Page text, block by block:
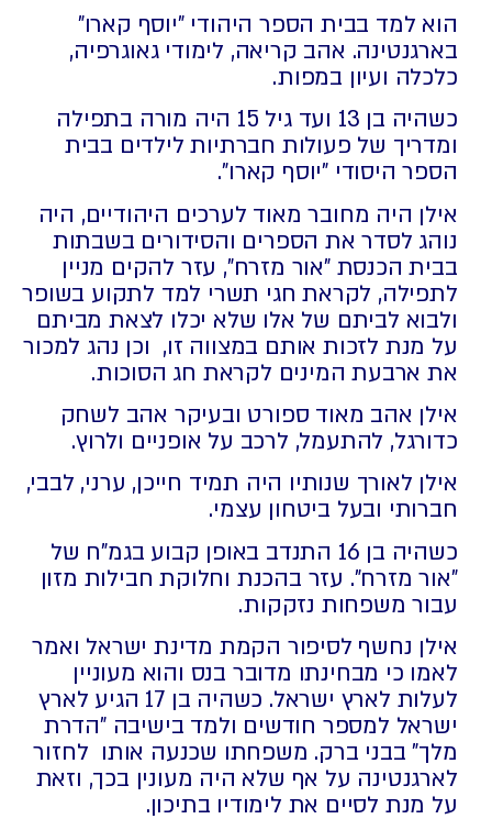
הוא למד בבית הספר היהודי "יוסף קארו"
בארגנטינה. אהב קריאה, לימודי גאוגרפיה,
כלכלה ועיון במפות.
כשהיה בן 13 ועד גיל 15 היה מורה בתפילה
ומדריך של פעולות חברתיות לילדים בבית
הספר היסודי "יוסף קארו".
אילן היה מחובר מאוד לערכים היהודיים, היה
נוהג לסדר את הספרים והסידורים בשבתות
בבית הכנסת "אור מזרח", עזר להקים מניין
לתפילה, לקראת חגי תשרי למד לתקוע בשופר
ולבוא לביתם של אלו שלא יכלו לצאת מביתם
על מנת לזכות אותם במצווה זו, וכן נהג למכור
את ארבעת המינים לקראת חג הסוכות.
אילן אהב מאוד ספורט ובעיקר אהב לשחק
כדורגל, להתעמל, לרכב על אופניים ולרוץ.
אילן לאורך שנותיו היה תמיד חייכן, ערני, לבבי,
חברותי ובעל ביטחון עצמי.
כשהיה בן 16 התנדב באופן קבוע בגמ"ח של
"אור מזרח". עזר בהכנת וחלוקת חבילות מזון
עבור משפחות נזקקות.
אילן נחשף לסיפור הקמת מדינת ישראל ואמר
לאמו כי מבחינתו מדובר בנס והוא מעוניין
לעלות לארץ ישראל. כשהיה בן 17 הגיע לארץ
ישראל למספר חודשים ולמד בישיבה "הדרת
מלך" בבני ברק. משפחתו שכנעה אותו לחזור
לארגנטינה על אף שלא היה מעונין בכך, וזאת
על מנת לסיים את לימודיו בתיכון.